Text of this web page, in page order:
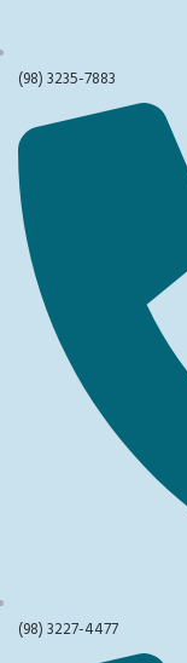
(98) 3235-7883
(98) 3227-4477